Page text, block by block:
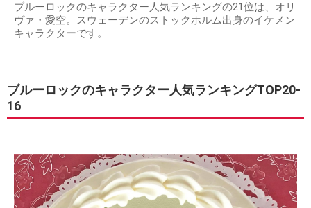
ブルーロックのキャラクター人気ランキングの21位は、オリ
ヴァ・愛空。スウェーデンのストックホルム出身のイケメン
キャラクターです。
ブルーロックのキャラクター人気ランキングTOP20-
16